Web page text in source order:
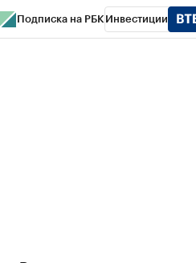
Подписка на РБК Инвестиции